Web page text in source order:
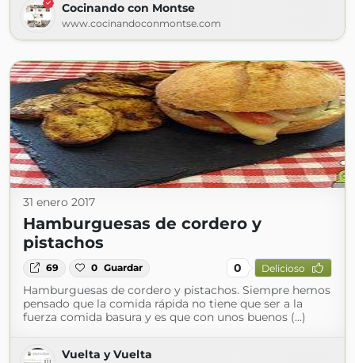
Cocinando con Montse
www.cocinandoconmontse.com
31 enero 2017
Hamburguesas de cordero y
pistachos
69 0 Guardar 0 Delicioso
Hamburguesas de cordero y pistachos. Siempre hemos
pensado que la comida rápida no tiene que ser a la
fuerza comida basura y es que con unos buenos (...)
Vuelta y Vuelta